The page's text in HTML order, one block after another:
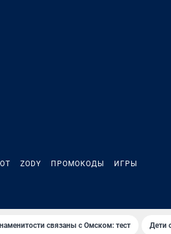
ZODY ПРОМОКОДЫ ИГРЫ
связаны с Омском: тест Дети